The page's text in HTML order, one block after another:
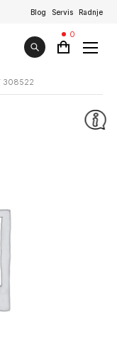
Blog Servis Radnje
0
308522